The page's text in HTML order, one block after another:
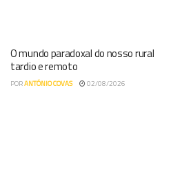
O mundo paradoxal do nosso rural
tardio e remoto
PORANTÓNIO COVAS 02/08/2026